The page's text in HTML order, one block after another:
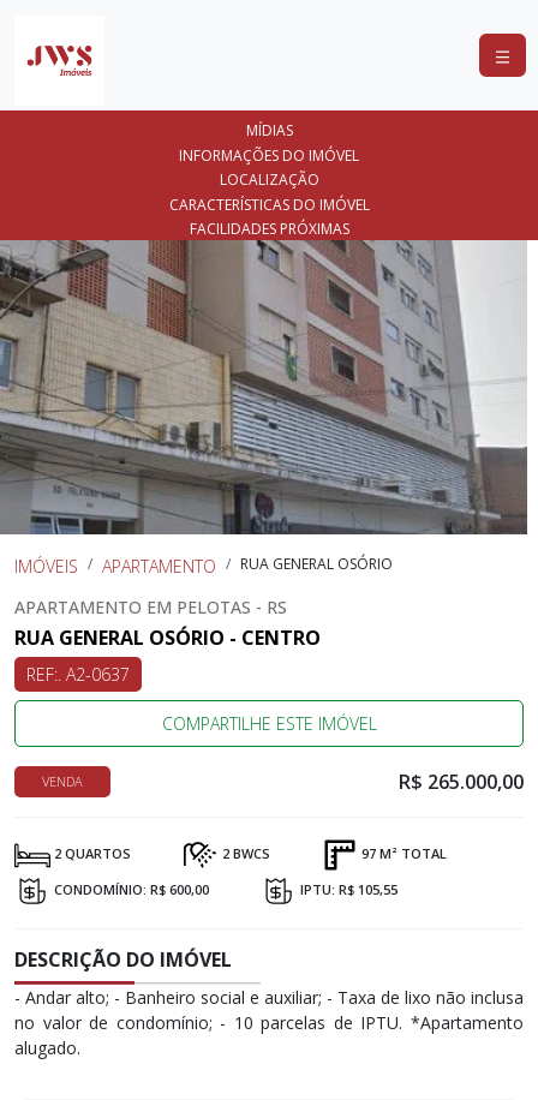
COMPRAR
LANÇAMENTOS
ANUNCIE
SEU
IMÓVEL
CONTATO
MÍDIAS
INFORMAÇÕES DO IMÓVEL
LOCALIZAÇÃO
CARACTERÍSTICAS DO IMÓVEL
FACILIDADES PRÓXIMAS
IMÓVEIS APARTAMENTO RUA GENERAL OSÓRIO
APARTAMENTO EM PELOTAS - RS
RUA GENERAL OSÓRIO - CENTRO
REF:. A2-0637
COMPARTILHE ESTE IMÓVEL
VENDA R$ 265.000,00
2 QUARTOS 2 BWCS
97 M² TOTAL
CONDOMÍNIO: R$ 600,00
IPTU: R$ 105,55
DESCRIÇÃO DO IMÓVEL
- Andar alto; - Banheiro social e auxiliar; - Taxa de lixo não inclusa
no valor de condomínio; - 10 parcelas de IPTU. *Apartamento
alugado.